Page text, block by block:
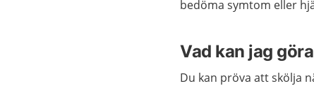
bedöma symtom eller
Vad kan jag
Du kan pröva att skölja